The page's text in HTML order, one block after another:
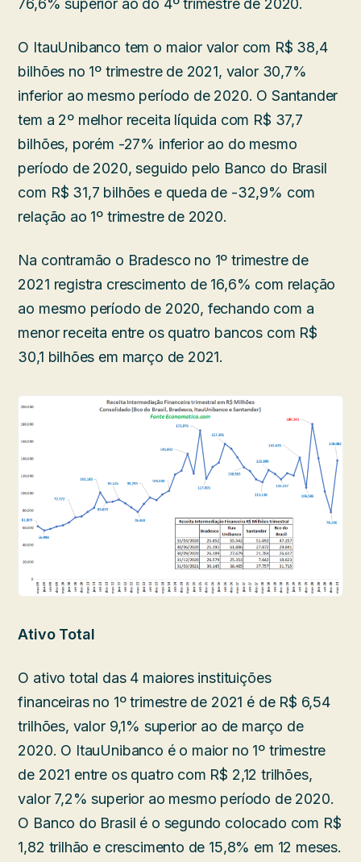
O ItauUnibanco tem o maior valor com R$ 38,4
bilhões no 1º trimestre de 2021, valor 30,7%
inferior ao mesmo período de 2020. O Santander
tem a 2º melhor receita líquida com R$ 37,7
bilhões, porém -27% inferior ao do mesmo
período de 2020, seguido pelo Banco do Brasil
com R$ 31,7 bilhões e queda de -32,9% com
relação ao 1º trimestre de 2020.
Na contramão o Bradesco no 1º trimestre de
2021 registra crescimento de 16,6% com relação
ao mesmo período de 2020, fechando com a
menor receita entre os quatro bancos com R$
30,1 bilhões em março de 2021.
Ativo Total
O ativo total das 4 maiores instituições
financeiras no 1º trimestre de 2021 é de R$ 6,54
trilhões, valor 9,1% superior ao de março de
2020. O ItauUnibanco é o maior no 1º trimestre
de 2021 entre os quatro com R$ 2,12 trilhões,
valor 7,2% superior ao mesmo período de 2020.
O Banco do Brasil é o segundo colocado com R$
1,82 trilhão e crescimento de 15,8% em 12 meses.